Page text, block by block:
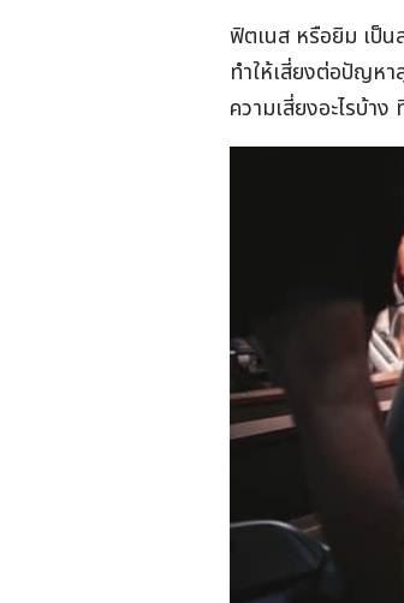
ฟิตเนส หรือยิม เป็น
ทำให้เสี่ยงต่อปัญห
ความเสี่ยงอะไรบ้า